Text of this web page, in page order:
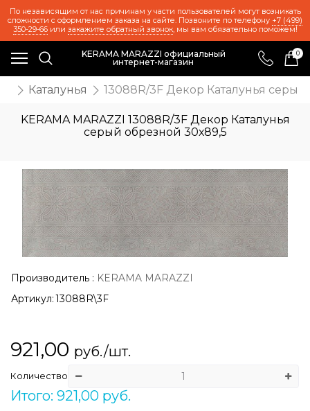
По независящим от нас причинам у части пользователей могут возникать
сложности с оформлением заказа на сайте. Позвоните по телефону +7 (499)
350-29-66или закажите обратный звонок, мы вам обязательно поможем!
KERAMA MARAZZI официальный
интернет-магазин
0
Каталунья 13088R/3F Декор Каталунья серый
KERAMA MARAZZI 13088R/3F Декор Каталунья
серый обрезной 30х89,5
Производитель : KERAMA MARAZZI
Артикул: 13088R\3F
921,00 руб./шт.
Количество
Итого: 921,00 руб.